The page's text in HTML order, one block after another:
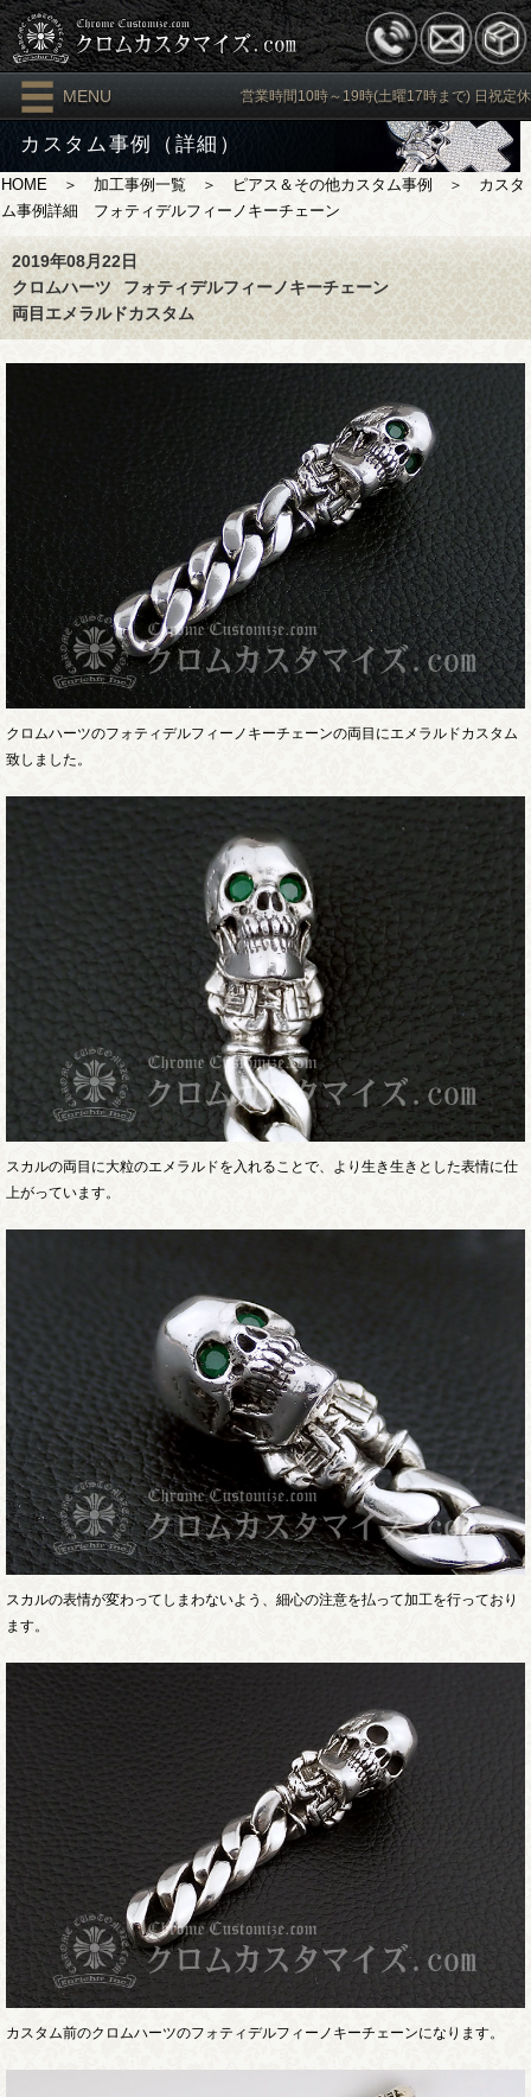
MENU 営業時間10時～19時(土曜17時まで) 日祝定休
カスタム事例（詳細）
HOME ＞ 加工事例一覧 ＞ ピアス＆その他カスタム事例
＞ カスタ
ム事例詳細 フォティデルフィーノキーチェーン
2019年08月22日
クロムハーツ
フォティデルフィーノキーチェーン
両目エメラルドカスタム
クロムハーツのフォティデルフィーノキーチェーンの両目にエメラルドカスタム
致しました。
スカルの両目に大粒のエメラルドを入れることで、より生き生きとした表情に仕
上がっています。
スカルの表情が変わってしまわないよう、細心の注意を払って加工を行っており
ます。
カスタム前のクロムハーツのフォティデルフィーノキーチェーンになります。